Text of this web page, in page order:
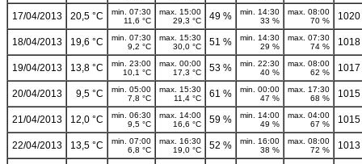
17/04/2013 20,5 °C
min. 07:30
11,6 °C
max. 15:00
29,3 °C
49 %
min. 14:30
33 %
max. 08:00
70 %
18/04/2013 19,6 °C
min. 07:30
9,2 °C
max. 15:30
30,0 °C
51 %
min. 14:30
29 %
max. 07:30
74 %
19/04/2013 13,8 °C
min. 23:00
10,1 °C
max. 00:00
17,3 °C
53 %
min. 22:30
40 %
max. 08:00
62 %
20/04/2013 9,5 °C
min. 05:00
7,8 °C
max. 15:30
11,4 °C
61 %
min. 00:00
47 %
max. 17:30
68 %
21/04/2013 12,0 °C
min. 06:30
9,5 °C
max. 14:00
16,6 °C
59 %
min. 14:00
49 %
max. 04:00
67 %
22/04/2013 13,5 °C
min. 07:00
6,8 °C
max. 16:30
19,0 °C
52 %
min. 16:00
38 %
max. 08:00
72 %